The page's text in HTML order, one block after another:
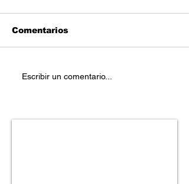
Reetoxa – “You
Comentarios
Escribir un comentario...